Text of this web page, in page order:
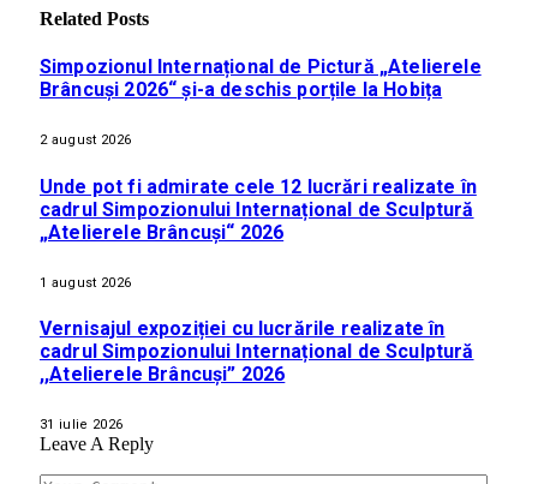
Related Posts
Simpozionul Internațional de Pictură „Atelierele
Brâncuși 2026“ și-a deschis porțile la Hobița
2 august 2026
Unde pot fi admirate cele 12 lucrări realizate în
cadrul Simpozionului Internațional de Sculptură
„Atelierele Brâncuși“ 2026
1 august 2026
Vernisajul expoziției cu lucrările realizate în
cadrul Simpozionului Internațional de Sculptură
,,Atelierele Brâncuși” 2026
31 iulie 2026
Leave A Reply